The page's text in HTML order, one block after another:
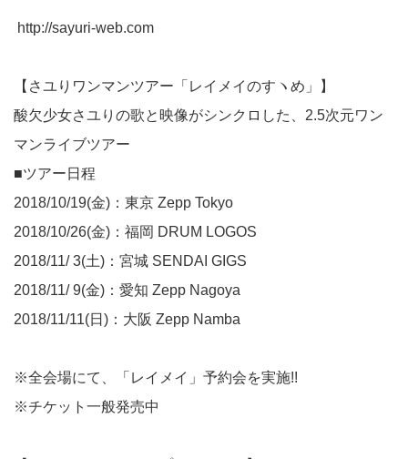
http://sayuri-web.com
【さユりワンマンツアー「レイメイのすヽめ」】
酸欠少女さユりの歌と映像がシンクロした、2.5次元ワン
マンライブツアー
■ツアー日程
2018/10/19(金)：東京 Zepp Tokyo
2018/10/26(金)：福岡 DRUM LOGOS
2018/11/ 3(土)：宮城 SENDAI GIGS
2018/11/ 9(金)：愛知 Zepp Nagoya
2018/11/11(日)：大阪 Zepp Namba
※全会場にて、「レイメイ」予約会を実施!!
※チケット一般発売中